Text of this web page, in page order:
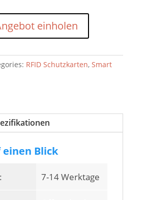
einholen
RFID Schutzkarten, Smart
Blick
7-14 Werktage